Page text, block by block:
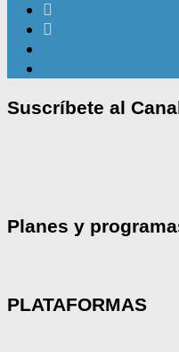
Suscríbete al
Planes y
PLATAFORMAS